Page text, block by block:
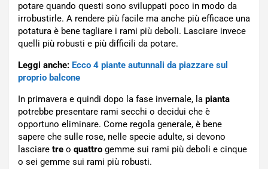
potare quando questi sono sviluppati poco in modo da
irrobustirle. A rendere più facile ma anche più efficace una
potatura è bene tagliare i rami più deboli. Lasciare invece
quelli più robusti e più difficili da potare.
Leggi anche: Ecco 4 piante autunnali da piazzare sul
proprio balcone
In primavera e quindi dopo la fase invernale, la pianta
potrebbe presentare rami secchi o decidui che è
opportuno eliminare. Come regola generale, è bene
sapere che sulle rose, nelle specie adulte, si devono
lasciare tre o quattro gemme sui rami più deboli e cinque
o sei gemme sui rami più robusti.